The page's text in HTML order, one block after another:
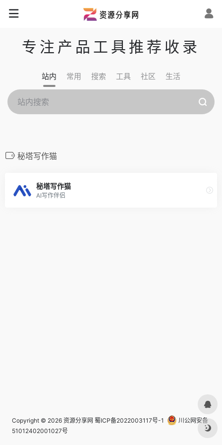
专注产品工具推荐收录
站内 常用 搜索 工具 社区 生活
秘塔写作猫
秘塔写作猫
AI写作伴侣
Copyright © 2026 资源分享网 蜀ICP备2022003117号-1
川公网安备
51012402001027号